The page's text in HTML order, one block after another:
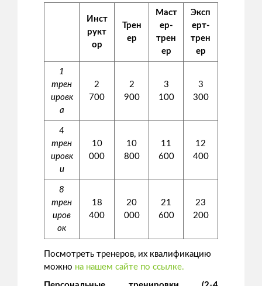
Инст
рукт
ор
Трен
ер
Маст
ер-
трен
ер
Эксп
ерт-
трен
ер
1
трен
ировк
а
2
700
2
900
3
100
3
300
4
трен
ировк
и
10
000
10
800
11
600
12
400
8
трен
иров
ок
18
400
20
000
21
600
23
200
Посмотреть тренеров, их квалификацию
можно на нашем сайте по ссылке.